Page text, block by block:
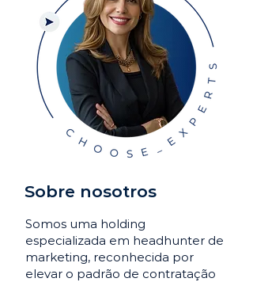
Sobre nosotros
Somos uma holding
especializada em headhunter de
marketing, reconhecida por
elevar o padrão de contratação